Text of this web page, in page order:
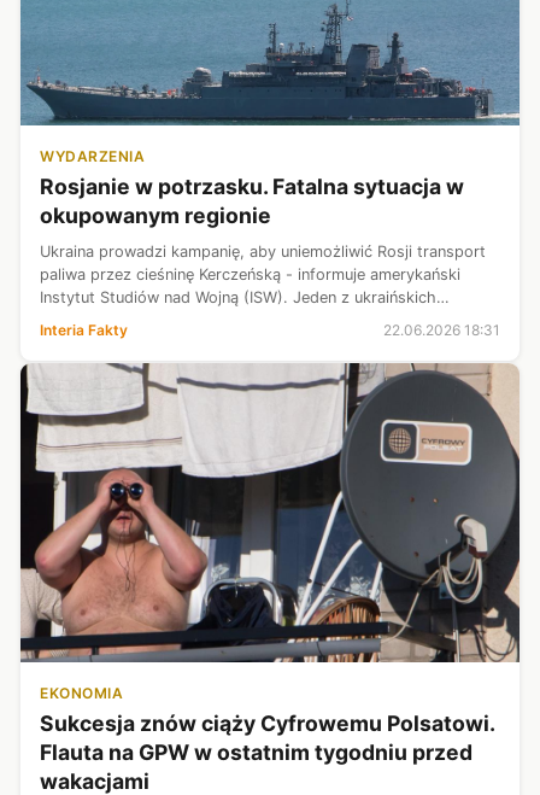
WYDARZENIA
Rosjanie w potrzasku. Fatalna sytuacja w
okupowanym regionie
Ukraina prowadzi kampanię, aby uniemożliwić Rosji transport
paliwa przez cieśninę Kerczeńską - informuje amerykański
Instytut Studiów nad Wojną (ISW). Jeden z ukraińskich
starają się osłabić z...
Interia Fakty 22.06.2026 18:31
EKONOMIA
Sukcesja znów ciąży Cyfrowemu Polsatowi.
Flauta na GPW w ostatnim tygodniu przed
wakacjami